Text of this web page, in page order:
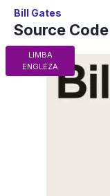
Bill Gates
Source
LIMBA
ENGLEZA